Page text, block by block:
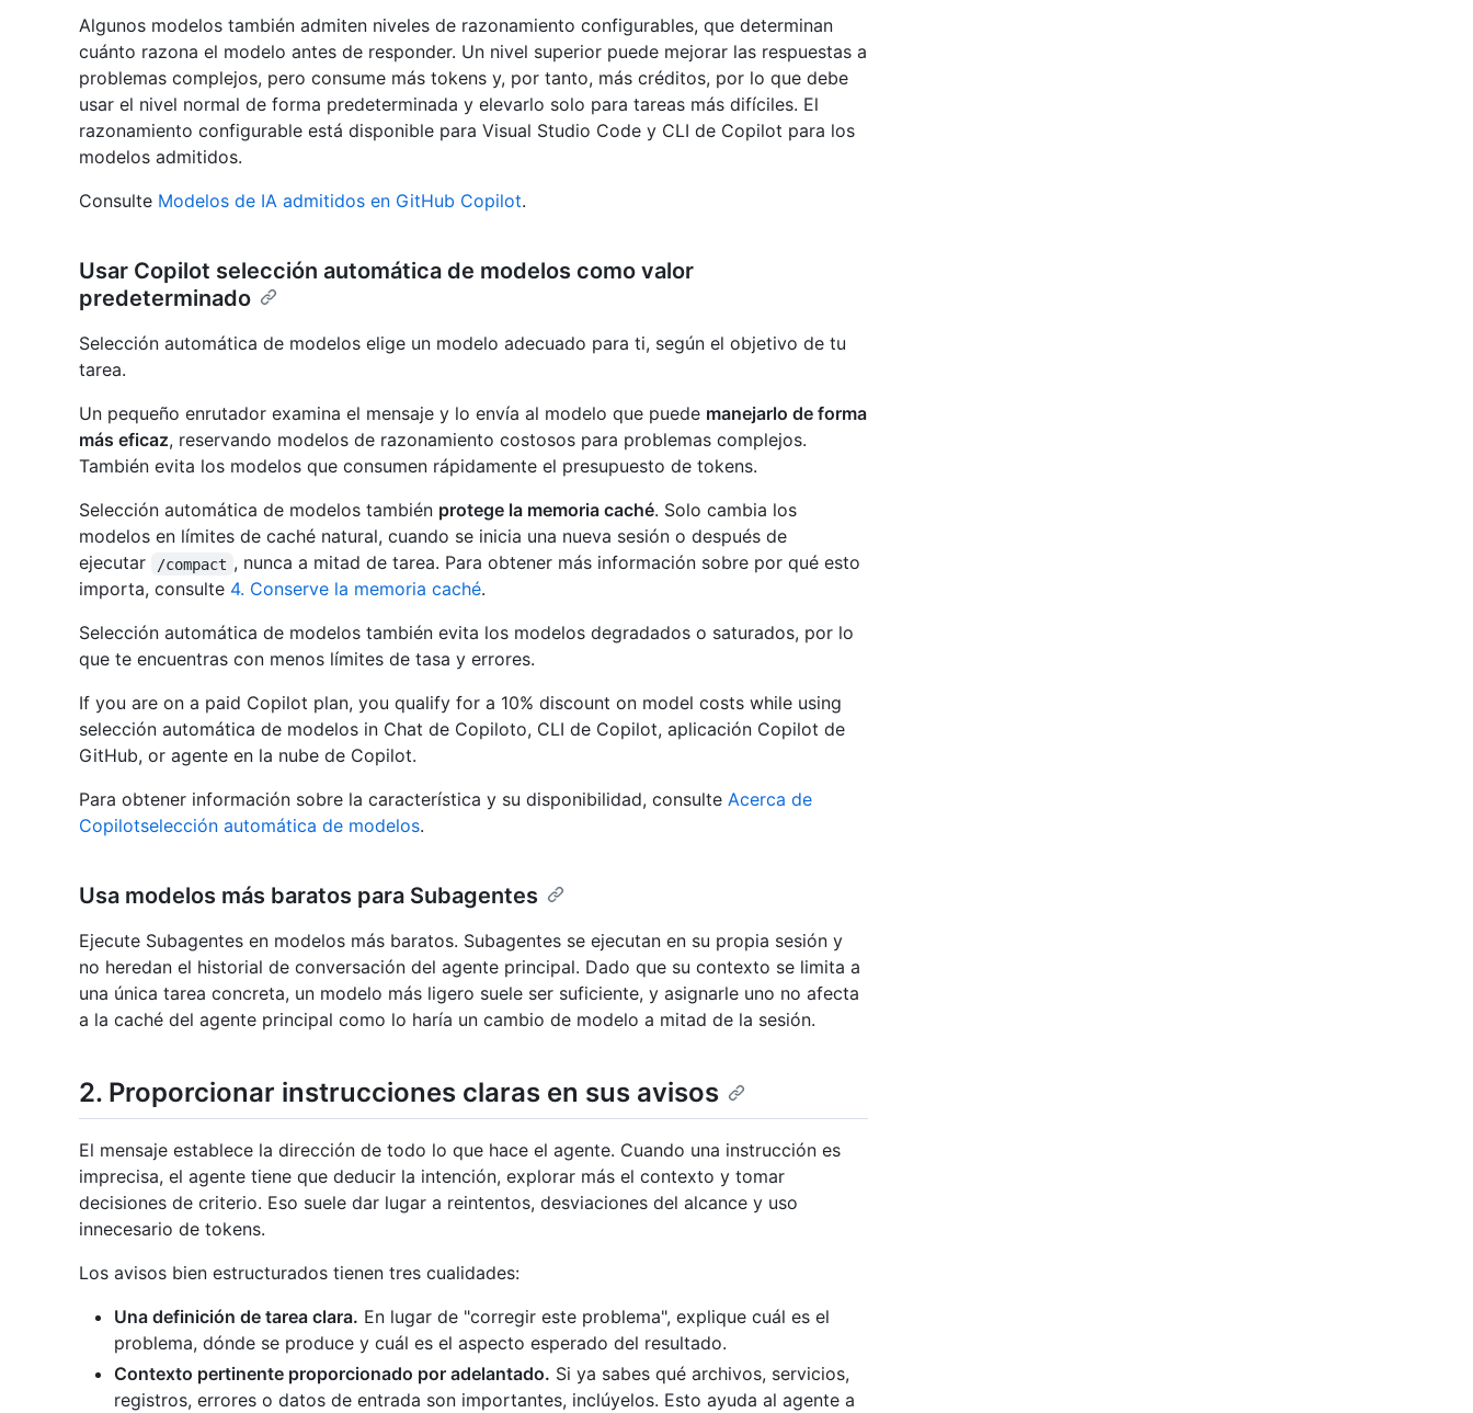
Algunos modelos también admiten niveles de razonamiento configurables, que determinan
cuánto razona el modelo antes de responder. Un nivel superior puede mejorar las respuestas a
problemas complejos, pero consume más tokens y, por tanto, más créditos, por lo que debe
usar el nivel normal de forma predeterminada y elevarlo solo para tareas más difíciles. El
razonamiento configurable está disponible para Visual Studio Code y CLI de Copilot para los
modelos admitidos.
Consulte Modelos de IA admitidos en GitHub Copilot.
Usar Copilot selección automática de modelos como valor
predeterminado
Selección automática de modelos elige un modelo adecuado para ti, según el objetivo de tu
tarea.
Un pequeño enrutador examina el mensaje y lo envía al modelo que puede manejarlo de forma
más eficaz, reservando modelos de razonamiento costosos para problemas complejos.
También evita los modelos que consumen rápidamente el presupuesto de tokens.
Selección automática de modelos también protege la memoria caché. Solo cambia los
modelos en límites de caché natural, cuando se inicia una nueva sesión o después de
ejecutar
/compact , nunca a mitad de tarea. Para obtener más información sobre por qué esto
importa, consulte 4. Conserve la memoria caché.
Selección automática de modelos también evita los modelos degradados o saturados, por lo
que te encuentras con menos límites de tasa y errores.
If you are on a paid Copilot plan, you qualify for a 10% discount on model costs while using
selección automática de modelos in Chat de Copiloto, CLI de Copilot, aplicación Copilot de
GitHub, or agente en la nube de Copilot.
Para obtener información sobre la característica y su disponibilidad, consulte Acerca de
Copilotselección automática de modelos.
Usa modelos más baratos para Subagentes
Ejecute Subagentes en modelos más baratos. Subagentes se ejecutan en su propia sesión y
no heredan el historial de conversación del agente principal. Dado que su contexto se limita a
una única tarea concreta, un modelo más ligero suele ser suficiente, y asignarle uno no afecta
a la caché del agente principal como lo haría un cambio de modelo a mitad de la sesión.
2. Proporcionar instrucciones claras en sus avisos
El mensaje establece la dirección de todo lo que hace el agente. Cuando una instrucción es
imprecisa, el agente tiene que deducir la intención, explorar más el contexto y tomar
decisiones de criterio. Eso suele dar lugar a reintentos, desviaciones del alcance y uso
innecesario de tokens.
Los avisos bien estructurados tienen tres cualidades:
Una definición de tarea clara. En lugar de "corregir este problema", explique cuál es el
problema, dónde se produce y cuál es el aspecto esperado del resultado.
Contexto pertinente proporcionado por adelantado. Si ya sabes qué archivos, servicios,
registros, errores o datos de entrada son importantes, inclúyelos. Esto ayuda al agente a